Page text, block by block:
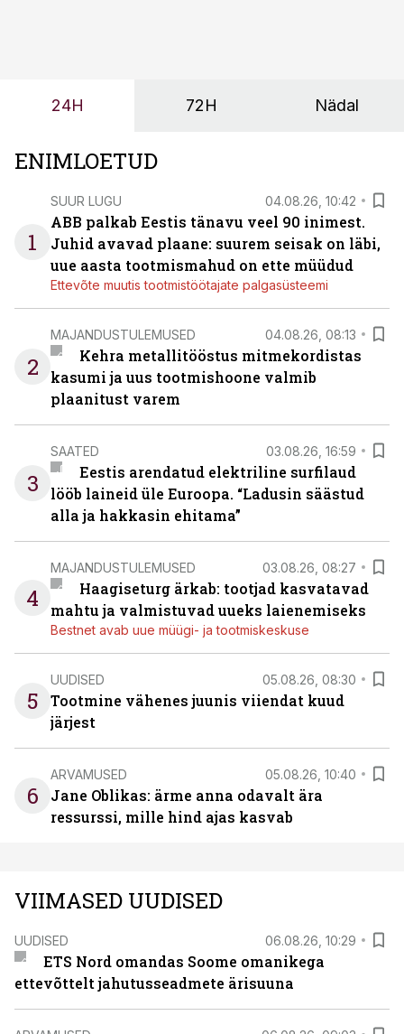
24H 72H Nädal
ENIMLOETUD
1
SUUR LUGU 04.08.26, 10:42
ABB palkab Eestis tänavu veel 90 inimest.
Juhid avavad plaane: suurem seisak on läbi,
uue aasta tootmismahud on ette müüdud
Ettevõte muutis tootmistöötajate palgasüsteemi
2
MAJANDUSTULEMUSED 04.08.26, 08:13
Kehra metallitööstus mitmekordistas
kasumi ja uus tootmishoone valmib
plaanitust varem
3
SAATED 03.08.26, 16:59
Eestis arendatud elektriline surfilaud
lööb laineid üle Euroopa. “Ladusin säästud
alla ja hakkasin ehitama”
4
MAJANDUSTULEMUSED 03.08.26, 08:27
Haagiseturg ärkab: tootjad kasvatavad
mahtu ja valmistuvad uueks laienemiseks
Bestnet avab uue müügi- ja tootmiskeskuse
5
UUDISED 05.08.26, 08:30
Tootmine vähenes juunis viiendat kuud
järjest
6
ARVAMUSED 05.08.26, 10:40
Jane Oblikas: ärme anna odavalt ära
ressurssi, mille hind ajas kasvab
VIIMASED UUDISED
UUDISED 06.08.26, 10:29
ETS Nord omandas Soome omanikega
ettevõttelt jahutusseadmete ärisuuna